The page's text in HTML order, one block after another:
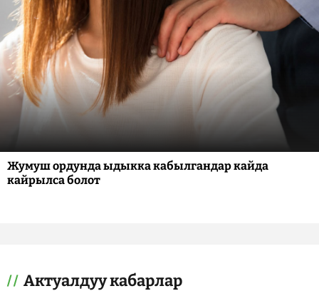
Жумуш ордунда ыдыкка кабылгандар кайда
кайрылса болот
Актуалдуу кабарлар